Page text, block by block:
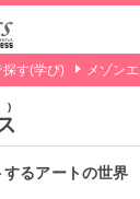
探す(学び) メゾン
するアートの世界